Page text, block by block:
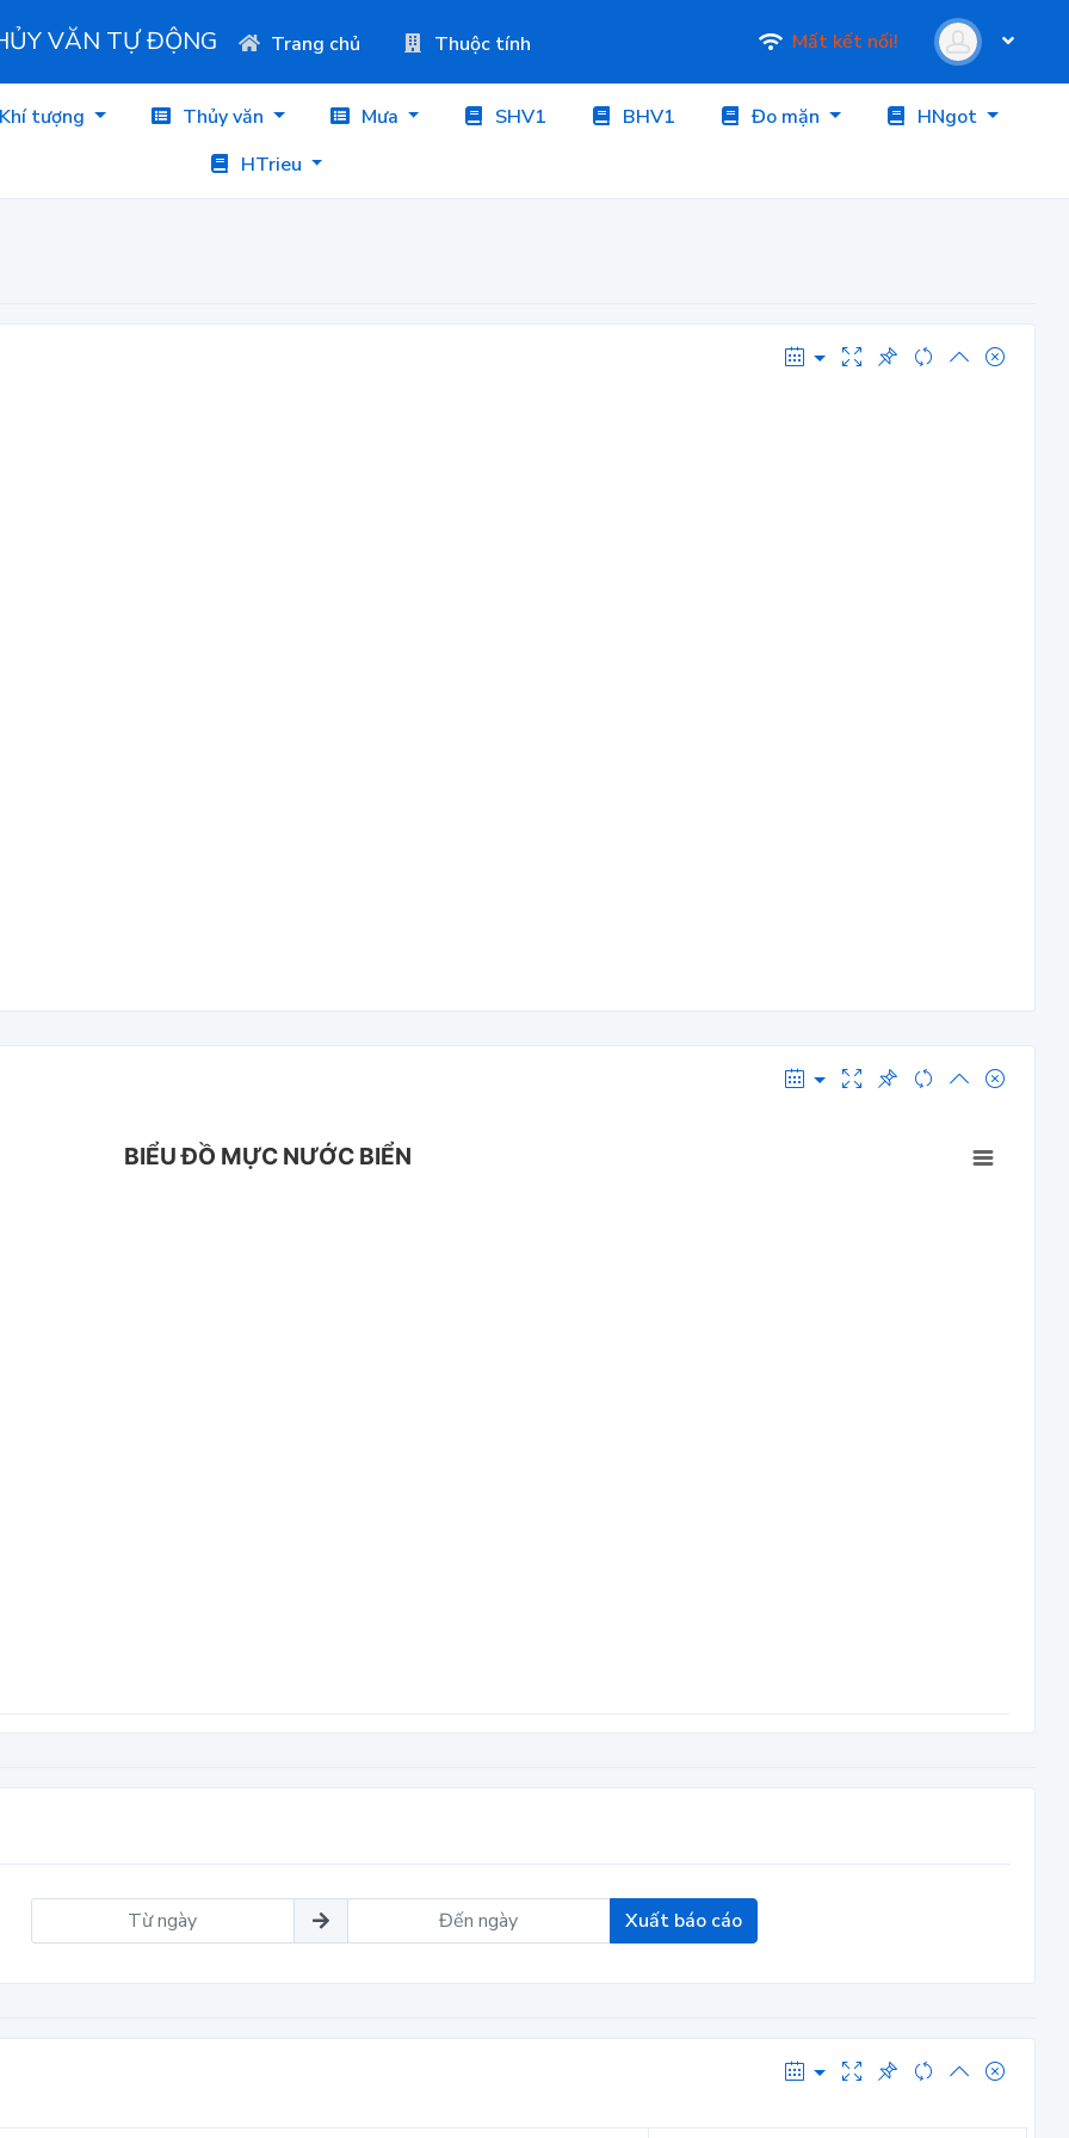
VĂN TỰ ĐỘNG Trang chủ Thuộc tính Mất kết nối!
Khí tượng Thủy văn Mưa SHV1 BHV1 Đo mặn
HNgot
HTrieu
BIỂU ĐỒ MỰC NƯỚC BIỂN
Xuất báo cáo